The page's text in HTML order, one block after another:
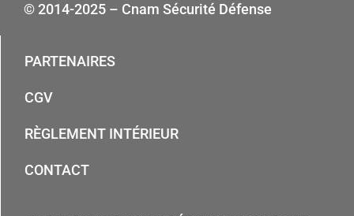
© 2014-2025 – Cnam Sécurité Défense
PARTENAIRES
CGV
RÈGLEMENT INTÉRIEUR
CONTACT